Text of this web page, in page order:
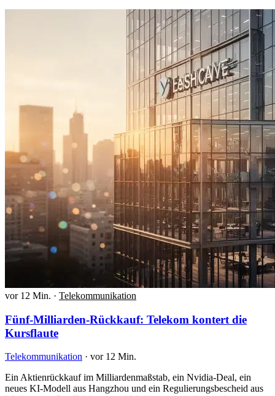
vor 12 Min. · Telekommunikation
Fünf-Milliarden-Rückkauf: Telekom kontert die
Kursflaute
Telekommunikation · vor 12 Min.
Ein Aktienrückkauf im Milliardenmaßstab, ein Nvidia-Deal, ein
neues KI-Modell aus Hangzhou und ein Regulierungsbescheid aus